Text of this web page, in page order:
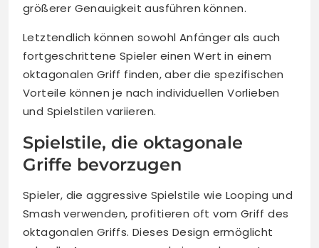
größerer Genauigkeit ausführen können.
Letztendlich können sowohl Anfänger als auch
fortgeschrittene Spieler einen Wert in einem
oktagonalen Griff finden, aber die spezifischen
Vorteile können je nach individuellen Vorlieben
und Spielstilen variieren.
Spielstile, die oktagonale
Griffe bevorzugen
Spieler, die aggressive Spielstile wie Looping und
Smash verwenden, profitieren oft vom Griff des
oktagonalen Griffs. Dieses Design ermöglicht